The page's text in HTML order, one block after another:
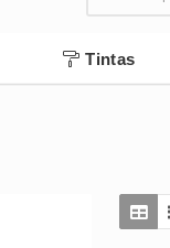
Tintas